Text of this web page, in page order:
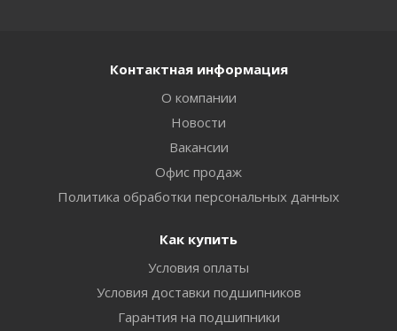
Контактная информация
О компании
Новости
Вакансии
Офис продаж
Политика обработки персональных данных
Как купить
Условия оплаты
Условия доставки подшипников
Гарантия на подшипники